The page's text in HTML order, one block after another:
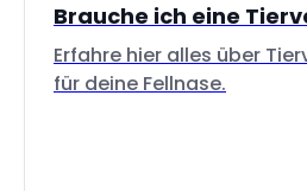
Brauche ich eine
Erfahre hier alles über
für deine Fellnase.